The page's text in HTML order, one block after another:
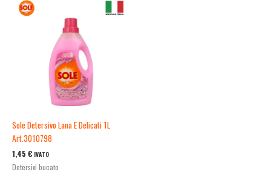
Sole Detersivo Lana E Delicati 1L
Art.3010798
1,45 € IVATO
Detersivi bucato